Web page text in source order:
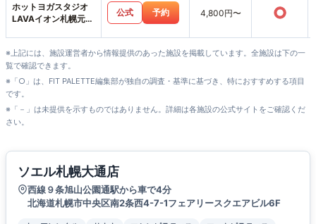
ホットヨガスタジオ
LAVAイオン札幌元町
公式 予約 4,800円〜 ○
※上記には、施設運営者から情報提供のあった施設を掲載しています。全施設は下の一
覧で確認できます。
※「○」は、FIT PALETTE編集部が独自の調査・基準に基づき、特におすすめする項目
です。
※「－」は未提供を示すものではありません。詳細は各施設の公式サイトをご確認くだ
さい。
ソエル札幌大通店
西線９条旭山公園通駅から車で4分
北海道札幌市中央区南2条西4-7-1フェアリースクエアビル6F